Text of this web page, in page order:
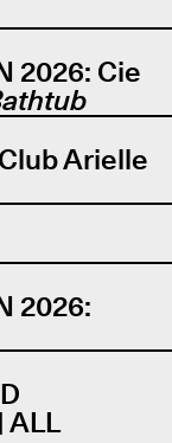
2026: Cie
Arielle
2026:
ALL